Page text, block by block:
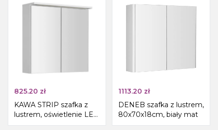
platin
825.20 zł
KAWA STRIP szafka z
lustrem, oświetlenie LED
70x70x22cm, biały
1113.20 zł
DENEB szafka z lustrem,
80x70x18cm, biały mat